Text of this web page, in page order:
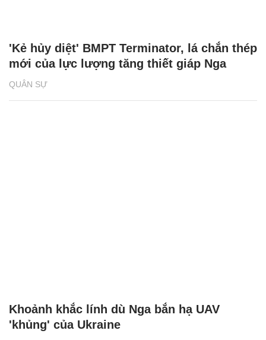
QUÂN SỰ
'Kẻ hủy diệt' BMPT Terminator, lá chắn thép
mới của lực lượng tăng thiết giáp Nga
Khoảnh khắc lính dù Nga bắn hạ UAV
'khủng' của Ukraine